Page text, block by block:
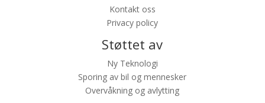
Kontakt oss
Privacy policy
Støttet av
Ny Teknologi
Sporing av bil og mennesker
Overvåkning og avlytting